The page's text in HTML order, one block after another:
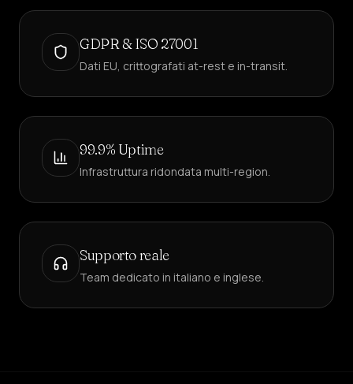
GDPR & ISO 27001
Dati EU, crittografati at-rest e in-transit.
99.9% Uptime
Infrastruttura ridondata multi-region.
Supporto reale
Team dedicato in italiano e inglese.